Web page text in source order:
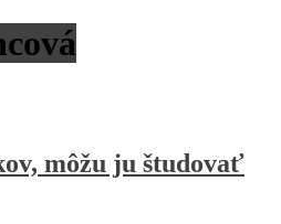
môžu ju študovať